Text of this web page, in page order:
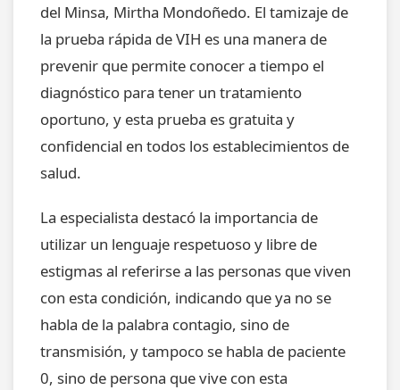
del Minsa, Mirtha Mondoñedo. El tamizaje de
la prueba rápida de VIH es una manera de
prevenir que permite conocer a tiempo el
diagnóstico para tener un tratamiento
oportuno, y esta prueba es gratuita y
confidencial en todos los establecimientos de
salud.
La especialista destacó la importancia de
utilizar un lenguaje respetuoso y libre de
estigmas al referirse a las personas que viven
con esta condición, indicando que ya no se
habla de la palabra contagio, sino de
transmisión, y tampoco se habla de paciente
0, sino de persona que vive con esta